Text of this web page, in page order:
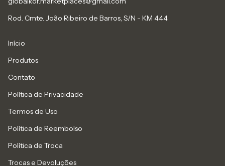
Rod. Cmte. João Ribeiro de Barros, S/N - KM 444
Início
Produtos
Contato
Política de Privacidade
Termos de Uso
Política de Reembolso
Política de Troca
Trocas e Devoluções